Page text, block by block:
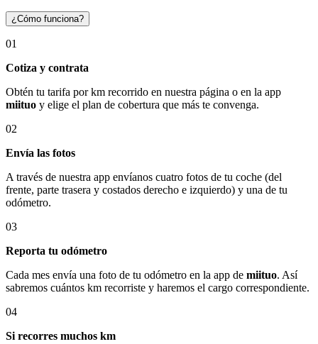
¿Cómo funciona?
01
Cotiza y contrata
Obtén tu tarifa por km recorrido en nuestra página o en la app
miituo y elige el plan de cobertura que más te convenga.
02
Envía las fotos
A través de nuestra app envíanos cuatro fotos de tu coche (del
frente, parte trasera y costados derecho e izquierdo) y una de tu
odómetro.
03
Reporta tu odómetro
Cada mes envía una foto de tu odómetro en la app de miituo. Así
sabremos cuántos km recorriste y haremos el cargo correspondiente.
04
Si recorres muchos km